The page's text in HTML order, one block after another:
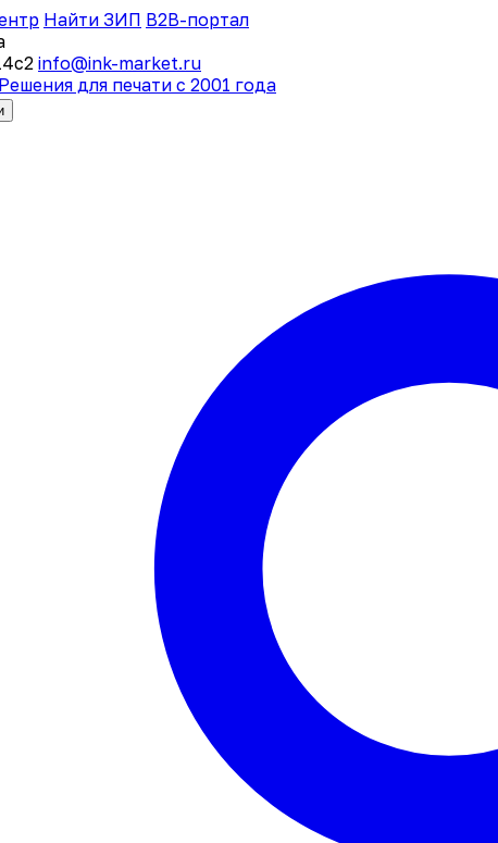
Найти ЗИП B2B-портал
info@ink-market.ru
Решения для печати с 2001 года